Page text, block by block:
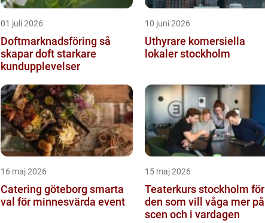
01 juli 2026
Doftmarknadsföring så
skapar doft starkare
kundupplevelser
10 juni 2026
Uthyrare komersiella
lokaler stockholm
16 maj 2026
Catering göteborg smarta
val för minnesvärda event
15 maj 2026
Teaterkurs stockholm för
den som vill våga mer på
scen och i vardagen